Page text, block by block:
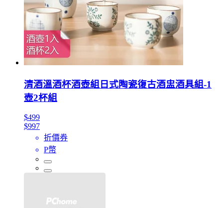
清酒溫酒杯酒壺組日式陶瓷復古酒盅酒具組-1
壺2杯組
$499
$997
折價券
P幣